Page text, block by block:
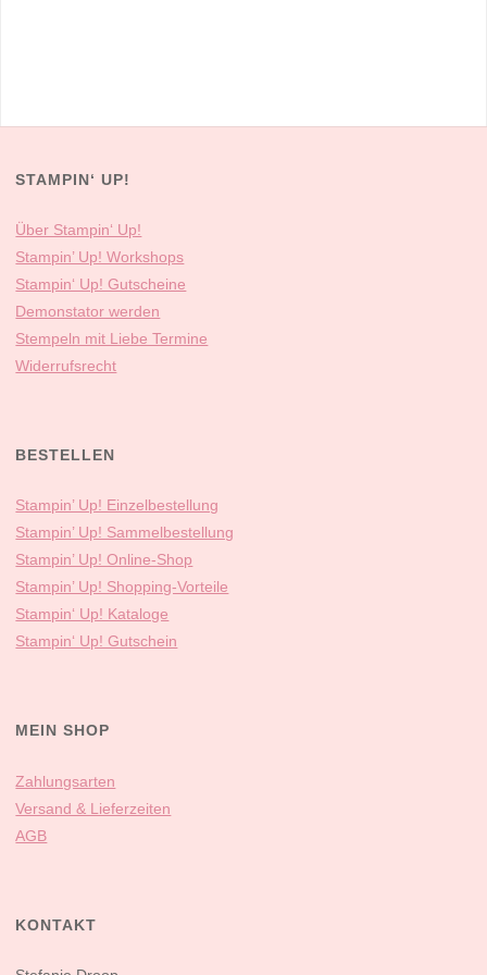
STAMPIN‘ UP!
Über Stampin‘ Up!
Stampin’ Up! Workshops
Stampin‘ Up! Gutscheine
Demonstator werden
Stempeln mit Liebe Termine
Widerrufsrecht
BESTELLEN
Stampin’ Up! Einzelbestellung
Stampin’ Up! Sammelbestellung
Stampin’ Up! Online-Shop
Stampin’ Up! Shopping-Vorteile
Stampin‘ Up! Kataloge
Stampin‘ Up! Gutschein
MEIN SHOP
Zahlungsarten
Versand & Lieferzeiten
AGB
KONTAKT